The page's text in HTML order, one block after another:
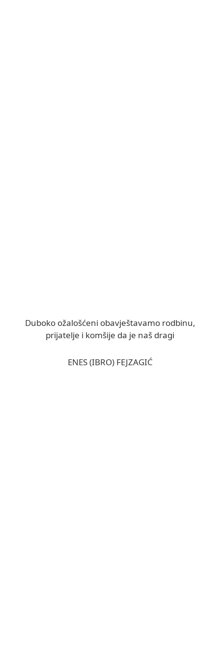
Duboko ožalošćeni obavještavamo rodbinu,
prijatelje i komšije da je naš dragi
ENES (IBRO) FEJZAGIĆ